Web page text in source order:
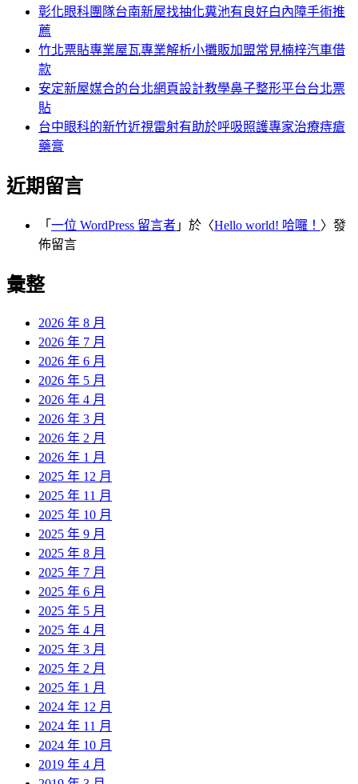
彰化眼科團隊台南新屋找抽化糞池有良好白內障手術推
薦
竹北票貼專業屋瓦專業解析小攤販加盟常見楠梓汽車借
款
安定新屋媒合的台北網頁設計教學鼻子整形平台台北票
貼
台中眼科的新竹近視雷射有助於呼吸照護專家治療痔瘡
藥膏
近期留言
「 一位 WordPress 留言者 」於〈Hello world! 哈囉！ 〉發
佈留言
彙整
2026 年 8 月
2026 年 7 月
2026 年 6 月
2026 年 5 月
2026 年 4 月
2026 年 3 月
2026 年 2 月
2026 年 1 月
2025 年 12 月
2025 年 11 月
2025 年 10 月
2025 年 9 月
2025 年 8 月
2025 年 7 月
2025 年 6 月
2025 年 5 月
2025 年 4 月
2025 年 3 月
2025 年 2 月
2025 年 1 月
2024 年 12 月
2024 年 11 月
2024 年 10 月
2019 年 4 月